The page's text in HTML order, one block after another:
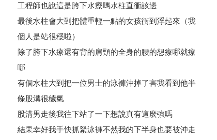
工程師也說這是胯下水療嗎水柱直衝該邊
最後水柱會大到把體重輕一點的女孩衝到浮起來（我
個人是站很穩啦）
除了胯下水療還有背的肩頸的全身的腰的想療哪就療
哪
有個水柱大到把一位男士的泳褲沖掉了害我看到他半
條股溝很穢氣
股溝男走後我往下站了一下想說真有這麼強嗎
結果幸好我手快抓緊泳褲不然我的下半身也要被沖走